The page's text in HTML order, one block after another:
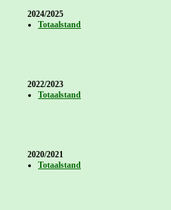
2024/2025
Totaalstand
2022/2023
Totaalstand
2020/2021
Totaalstand